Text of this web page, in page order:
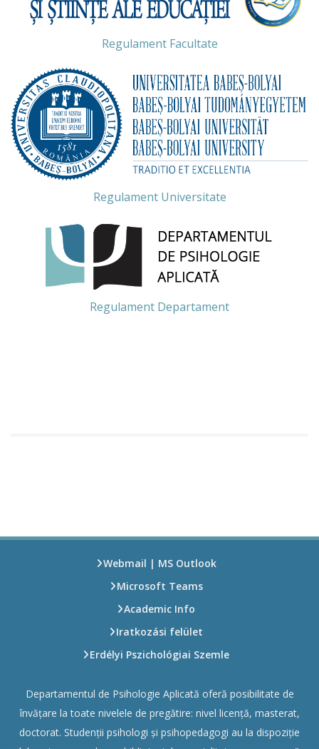
Regulament Facultate
Regulament Universitate
Regulament Departament
Webmail | MS Outlook
Microsoft Teams
Academic Info
Iratkozási felület
Erdélyi Pszichológiai Szemle
Departamentul de Psihologie Aplicată oferă posibilitate de
învățare la toate nivelele de pregătire: nivel licență, masterat,
doctorat. Studenții psihologi și psihopedagogi au la dispoziție